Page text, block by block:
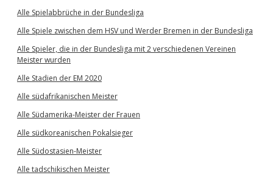
Alle Spielabbrüche in der Bundesliga
Alle Spiele zwischen dem HSV und Werder Bremen in der Bundesliga
Alle Spieler, die in der Bundesliga mit 2 verschiedenen Vereinen
Meister wurden
Alle Stadien der EM 2020
Alle südafrikanischen Meister
Alle Südamerika-Meister der Frauen
Alle südkoreanischen Pokalsieger
Alle Südostasien-Meister
Alle tadschikischen Meister